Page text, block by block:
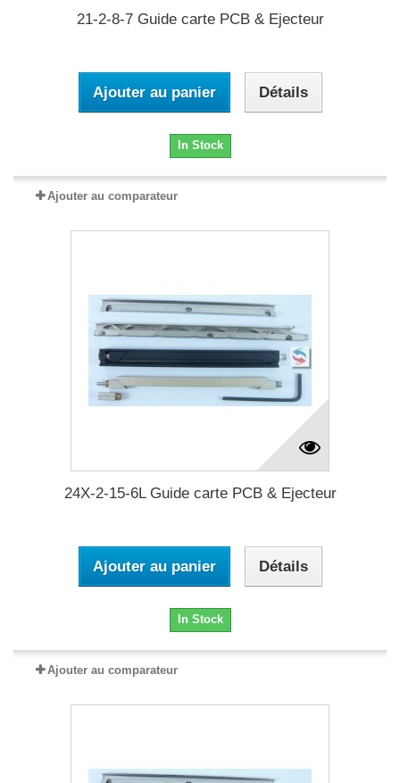
21-2-8-7 Guide carte PCB & Ejecteur
Ajouter au panier Détails
In Stock
Ajouter au comparateur
24X-2-15-6L Guide carte PCB & Ejecteur
Ajouter au panier Détails
In Stock
Ajouter au comparateur